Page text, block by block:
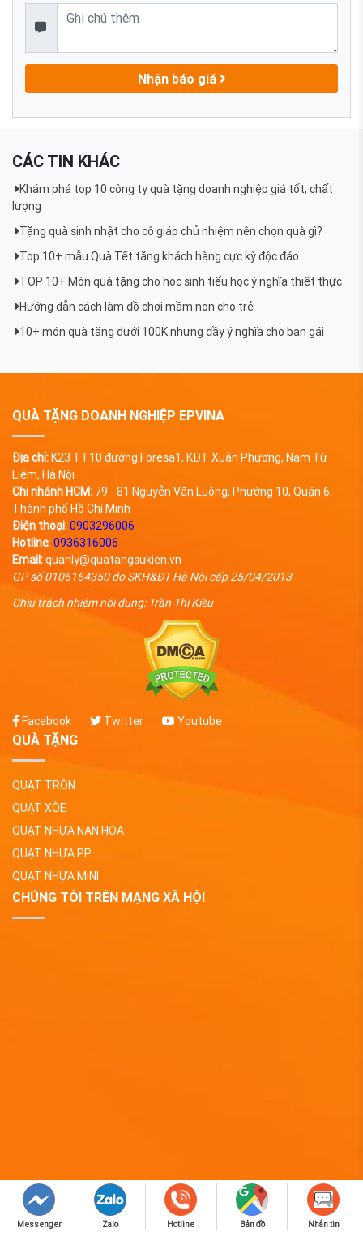
Nhận báo giá
CÁC TIN KHÁC
Khám phá top 10 công ty quà tặng doanh nghiệp giá tốt, chất
lượng
Tặng quà sinh nhật cho cô giáo chủ nhiệm nên chọn quà gì?
Top 10+ mẫu Quà Tết tặng khách hàng cực kỳ độc đáo
TOP 10+ Món quà tặng cho học sinh tiểu học ý nghĩa thiết thực
Hướng dẫn cách làm đồ chơi mầm non cho trẻ
10+ món quà tặng dưới 100K nhưng đầy ý nghĩa cho bạn gái
QUÀ TẶNG DOANH NGHIỆP EPVINA
Địa chỉ:K23 TT10 đường Foresa1, KĐT Xuân Phương, Nam Từ
Liêm, Hà Nội
Chi nhánh HCM: 79 - 81 Nguyễn Văn Luông, Phường 10, Quận 6,
Thành phố Hồ Chí Minh
Điện thoại:0903296006
Hotline: 0936316006
Email:quanly@quatangsukien.vn
GP số 0106164350 do SKH&ĐT Hà Nội cấp 25/04/2013
Chịu trách nhiệm nội dung: Trần Thị Kiều
Facebook Twitter Youtube
QUÀ TẶNG
QUẠT TRÒN
QUẠT XÒE
QUẠT NHỰA NAN HOA
QUẠT NHỰA PP
QUẠT NHỰA MINI
CHÚNG TÔI TRÊN MẠNG XÃ HỘI
Messenger Zalo Hotline Bản đồ Nhắn tin